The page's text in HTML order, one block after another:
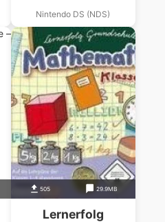
Deutsch – Der
Rechtschreibtrainer
Nintendo DS (NDS)
505 29.9MB
Lernerfolg